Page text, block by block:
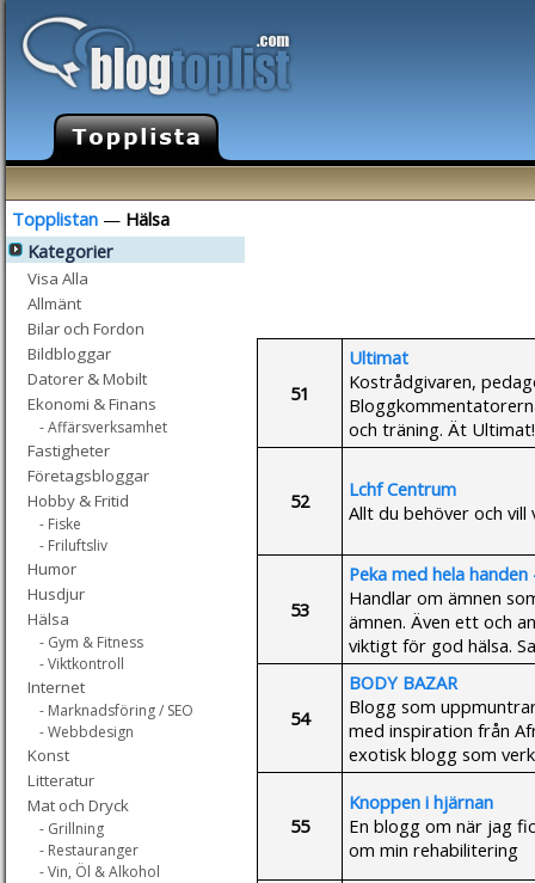
Topplistan — Hälsa
Kategorier
Visa Alla
Allmänt
Bilar och Fordon
Bildbloggar
Datorer & Mobilt
Ekonomi & Finans
- Affärsverksamhet
Fastigheter
Företagsbloggar
Hobby & Fritid
- Fiske
- Friluftsliv
Humor
Husdjur
Hälsa
- Gym & Fitness
- Viktkontroll
Internet
- Marknadsföring / SEO
- Webbdesign
Konst
Litteratur
Mat och Dryck
- Grillning
- Restauranger
- Vin, Öl & Alkohol
51
Ultimat
Kostrådgivaren,
och träning. Ät Ultimat!
52
Lchf Centrum
Allt du behöver och
53
Peka med hela
Handlar om ämnen
ämnen. Även ett och
viktigt för god hälsa.
54
BODY BAZAR
Blogg som
med inspiration från
exotisk blogg som
55
Knoppen i hjärnan
En blogg om när jag
om min rehabilitering